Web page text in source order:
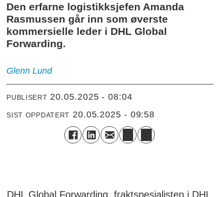
Den erfarne logistikksjefen Amanda
Rasmussen går inn som øverste
kommersielle leder i DHL Global
Forwarding.
Glenn Lund
PUBLISERT 20.05.2025 - 08:04
SIST OPPDATERT 20.05.2025 - 09:58
DHL Global Forwarding, fraktspesialisten i DHL